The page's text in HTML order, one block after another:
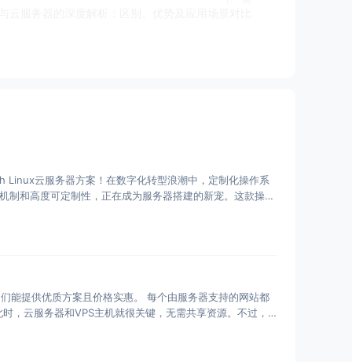
Linux云服务器方案！在数字化转型浪潮中，定制化操作系
和高度可定制性，正在成为服务器搭建的新宠。这款操作
提供优质方案且价格实惠。 每个由服务器支持的网站都
，云服务器和VPS主机就很关键，无需共享资源。不过，